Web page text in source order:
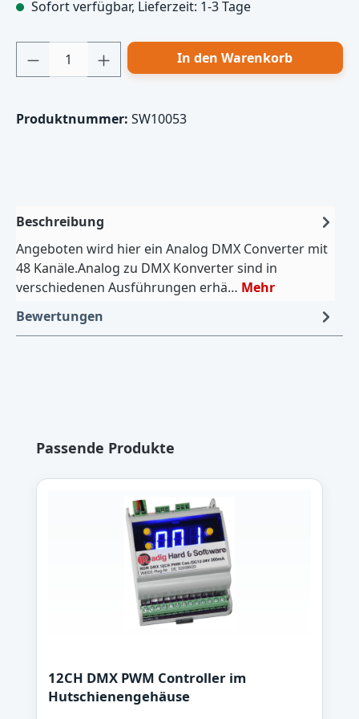
Sofort verfügbar, Lieferzeit: 1-3 Tage
Produkt Anzahl: Gib den gewünschten
In den Warenkorb
Produktnummer: SW10053
Beschreibung
Angeboten wird hier ein Analog DMX Converter mit
48 Kanäle.Analog zu DMX Konverter sind in
verschiedenen Ausführungen erhä… Mehr
Bewertungen
Produktgalerie überspringen
Passende Produkte
12CH DMX PWM Controller im
Hutschienengehäuse